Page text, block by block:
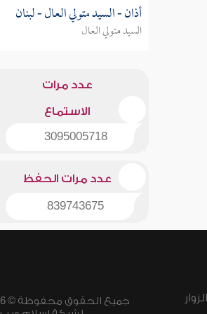
أذان - السيد متولي العال - لبنان
السيد متولي العال
عدد مرات
الاستماع
3095005718
عدد مرات الحفظ
839743675